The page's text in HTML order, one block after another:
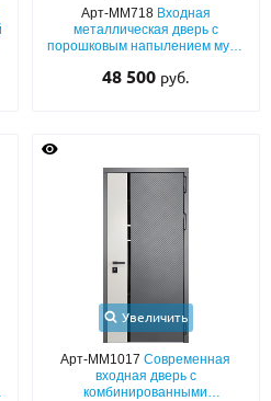
Арт-ММ718 Входная
металлическая дверь с
порошковым напылением муар
полоской
48 500 руб.
Увеличить
Арт-ММ1017Современная
входная дверь с
комбинированными